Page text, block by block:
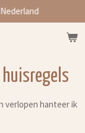
huisregels
verlopen hanteer ik